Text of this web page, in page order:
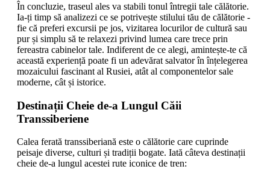
În concluzie, traseul ales va stabili tonul întregii tale călătorie.
Ia-ți timp să analizezi ce se potrivește stilului tău de călătorie -
fie că preferi excursii pe jos, vizitarea locurilor de cultură sau
pur și simplu să te relaxezi privind lumea care trece prin
fereastra cabinelor tale. Indiferent de ce alegi, amintește-te că
această experiență poate fi un adevărat salvator în înțelegerea
mozaicului fascinant al Rusiei, atât al componentelor sale
moderne, cât și istorice.
Destinații Cheie de-a Lungul Căii
Transsiberiene
Calea ferată transsiberiană este o călătorie care cuprinde
peisaje diverse, culturi și tradiții bogate. Iată câteva destinații
cheie de-a lungul acestei rute iconice de tren: